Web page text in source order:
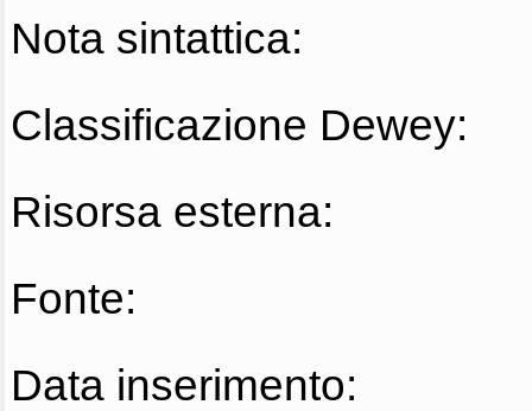
Nota sintattica:
Classificazione Dewey:
Risorsa esterna:
Fonte:
Data inserimento: